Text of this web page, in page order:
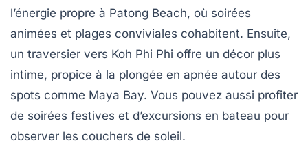
l’énergie propre à Patong Beach, où soirées
animées et plages conviviales cohabitent. Ensuite,
un traversier vers Koh Phi Phi offre un décor plus
intime, propice à la plongée en apnée autour des
spots comme Maya Bay. Vous pouvez aussi profiter
de soirées festives et d’excursions en bateau pour
observer les couchers de soleil.